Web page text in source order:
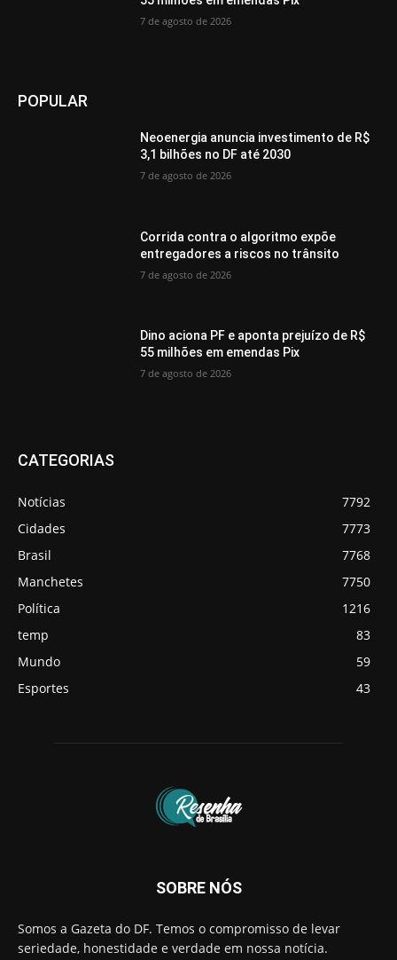
7 de agosto de 2026
POPULAR
Neoenergia anuncia investimento de R$
3,1 bilhões no DF até 2030
7 de agosto de 2026
Corrida contra o algoritmo expõe
entregadores a riscos no trânsito
7 de agosto de 2026
Dino aciona PF e aponta prejuízo de R$
55 milhões em emendas Pix
7 de agosto de 2026
CATEGORIAS
Notícias
7792
Cidades
7773
Brasil
7768
Manchetes
7750
Política
1216
temp
83
Mundo
59
Esportes
43
SOBRE NÓS
Somos a Gazeta do DF. Temos o compromisso de levar
seriedade, honestidade e verdade em nossa notícia.